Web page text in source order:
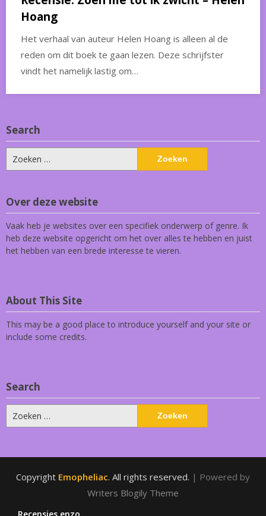
Hoang
Het verhaal van auteur Helen Hoang is alleen al de
reden om dit boek te gaan lezen. Deze schrijfster
vindt het namelijk lastig om…
Search
Zoeken
naar:
Over deze website
Vaak heb je websites over een specifiek onderwerp of genre. Ik
heb deze website opgericht om het over alles te hebben en juist
het hebben van een brede interesse te vieren.
About This Site
This may be a good place to introduce yourself and your site or
include some credits.
Search
Zoeken
naar:
Copyright Emopheliac. All rights reserved. | Powered by
Writers Blogily Theme